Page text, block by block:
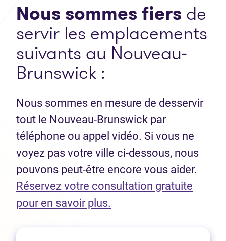
Nous sommes fiers de
servir les emplacements
suivants au Nouveau-
Brunswick :
Nous sommes en mesure de desservir
tout le Nouveau-Brunswick par
téléphone ou appel vidéo. Si vous ne
voyez pas votre ville ci-dessous, nous
pouvons peut-être encore vous aider.
Réservez votre consultation gratuite
pour en savoir plus.